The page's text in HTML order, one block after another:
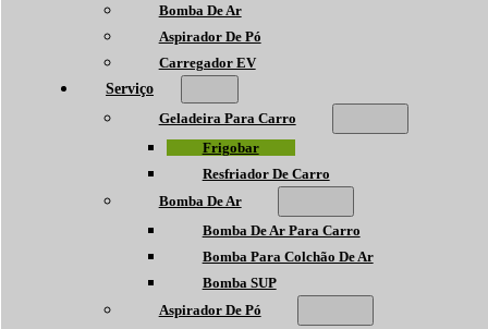
Bomba De Ar
Aspirador De Pó
Carregador EV
Serviço
Geladeira Para Carro
Frigobar
Resfriador De Carro
Bomba De Ar
Bomba De Ar Para Carro
Bomba Para Colchão De Ar
Bomba SUP
Aspirador De Pó